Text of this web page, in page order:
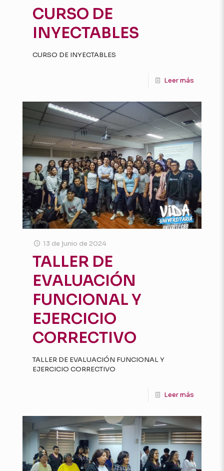
CURSO DE
INYECTABLES
CURSO DE INYECTABLES
Leer más
13 de junio de 2024
TALLER DE
EVALUACIÓN
FUNCIONAL Y
EJERCICIO
CORRECTIVO
TALLER DE EVALUACIÓN FUNCIONAL Y
EJERCICIO CORRECTIVO
Leer más